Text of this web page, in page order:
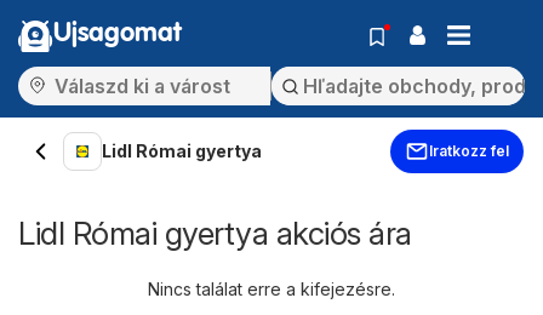
Ujsagomat
Lidl Római gyertya Iratkozz fel
Lidl Római gyertya akciós ára
Nincs találat erre a kifejezésre.